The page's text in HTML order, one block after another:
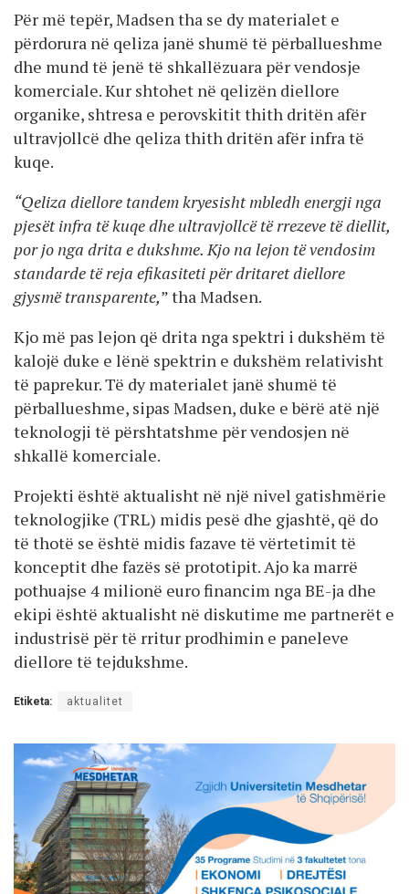
Për më tepër, Madsen tha se dy materialet e
përdorura në qeliza janë shumë të përballueshme
dhe mund të jenë të shkallëzuara për vendosje
komerciale. Kur shtohet në qelizën diellore
organike, shtresa e perovskitit thith dritën afër
ultravjollcë dhe qeliza thith dritën afër infra të
kuqe.
“Qeliza diellore tandem kryesisht mbledh energji nga
pjesët infra të kuqe dhe ultravjollcë të rrezeve të diellit,
por jo nga drita e dukshme. Kjo na lejon të vendosim
standarde të reja efikasiteti për dritaret diellore
gjysmë transparente,” tha Madsen.
Kjo më pas lejon që drita nga spektri i dukshëm të
kalojë duke e lënë spektrin e dukshëm relativisht
të paprekur. Të dy materialet janë shumë të
përballueshme, sipas Madsen, duke e bërë atë një
teknologji të përshtatshme për vendosjen në
shkallë komerciale.
Projekti është aktualisht në një nivel gatishmërie
teknologjike (TRL) midis pesë dhe gjashtë, që do
të thotë se është midis fazave të vërtetimit të
konceptit dhe fazës së prototipit. Ajo ka marrë
pothuajse 4 milionë euro financim nga BE-ja dhe
ekipi është aktualisht në diskutime me partnerët e
industrisë për të rritur prodhimin e paneleve
diellore të tejdukshme.
Etiketa: aktualitet